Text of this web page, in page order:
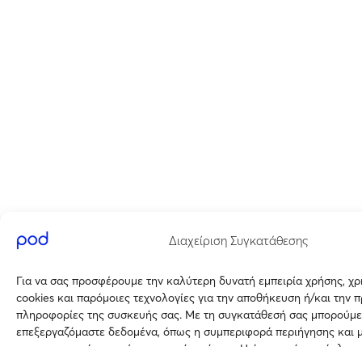
Διαχείριση Συγκατάθεσης
Για να σας προσφέρουμε την καλύτερη δυνατή εμπειρία χρήσης,
cookies και παρόμοιες τεχνολογίες για την αποθήκευση ή/και την
πληροφορίες της συσκευής σας. Με τη συγκατάθεσή σας
επεξεργαζόμαστε δεδομένα, όπως η συμπεριφορά περιήγησης και